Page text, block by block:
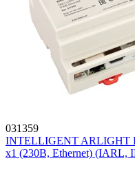
031359
INTELLIGENT ARLIGHT
x1 (230B, Ethernet) (IARL,